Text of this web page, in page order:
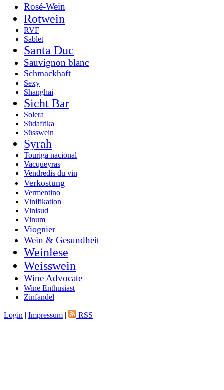
Rosé-Wein
Rotwein
RVF
Sablet
Santa Duc
Sauvignon blanc
Schmackhaft
Sexy
Shanghai
Sicht Bar
Solera
Südafrika
Süsswein
Syrah
Touriga nacional
Vacqueyras
Vendredis du vin
Verkostung
Vermentino
Vinifikation
Vinisud
Vinum
Viognier
Wein & Gesundheit
Weinlese
Weisswein
Wine Advocate
Wine Enthusiast
Zinfandel
Login | Impressum | RSS